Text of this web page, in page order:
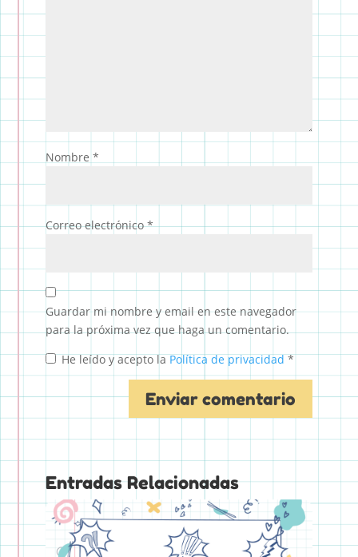
Nombre *
Correo electrónico*
Guardar mi nombre y email en este navegador
para la próxima vez que haga un comentario.
He leído y acepto laPolítica de privacidad*
Entradas Relacionadas